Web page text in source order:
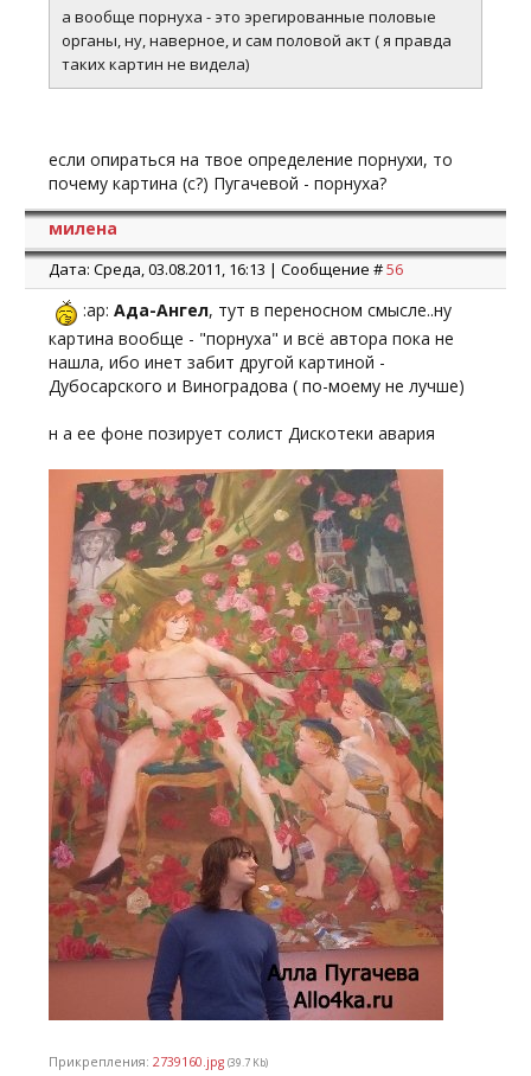
а вообще порнуха - это эрегированные половые
органы, ну, наверное, и сам половой акт ( я правда
таких картин не видела)
если опираться на твое определение порнухи, то
почему картина (с?) Пугачевой - порнуха?
милена
Дата: Среда, 03.08.2011, 16:13 | Сообщение #56
:ap: Ада-Ангел, тут в переносном смысле..ну
картина вообще - "порнуха" и всё автора пока не
нашла, ибо инет забит другой картиной -
Дубосарского и Виноградова ( по-моему не лучше)
н а ее фоне позирует солист Дискотеки авария
Прикрепления: 2739160.jpg (39.7 Kb)